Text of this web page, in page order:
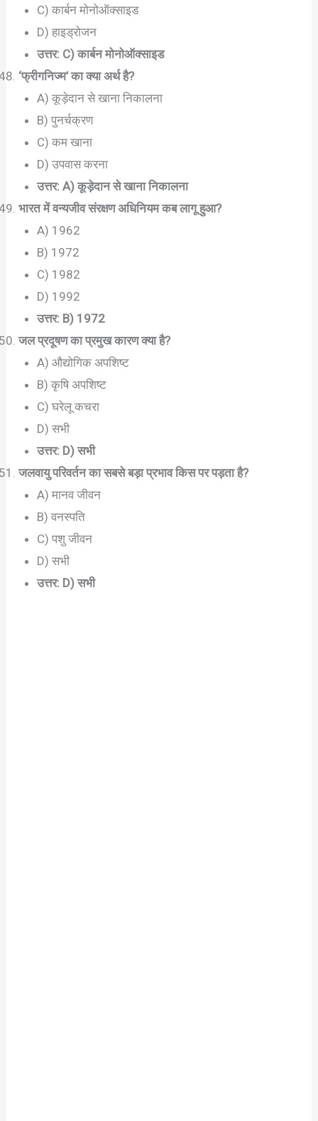
C) कार्बन मोनोऑक्साइड
D) हाइड्रोजन
उत्तर: C) कार्बन मोनोऑक्साइड
‘फ्रीगनिज्म’ का क्या अर्थ है?
A) कूड़ेदान से खाना निकालना
B) पुनर्चक्रण
C) कम खाना
D) उपवास करना
उत्तर: A) कूड़ेदान से खाना निकालना
भारत में वन्यजीव संरक्षण अधिनियम कब लागू हुआ?
A) 1962
B) 1972
C) 1982
D) 1992
उत्तर: B) 1972
जल प्रदूषण का प्रमुख कारण क्या है?
A) औद्योगिक अपशिष्ट
B) कृषि अपशिष्ट
C) घरेलू कचरा
D) सभी
उत्तर: D) सभी
जलवायु परिवर्तन का सबसे बड़ा प्रभाव किस पर पड़ता है?
A) मानव जीवन
B) वनस्पति
C) पशु जीवन
D) सभी
उत्तर: D) सभी